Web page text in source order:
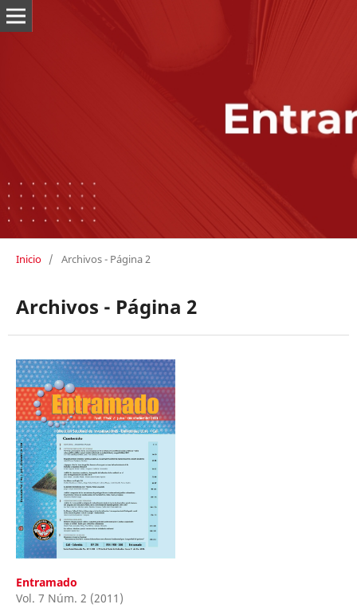
Inicio / Archivos - Página 2
Archivos - Página 2
Entramado
Vol. 7 Núm. 2 (2011)